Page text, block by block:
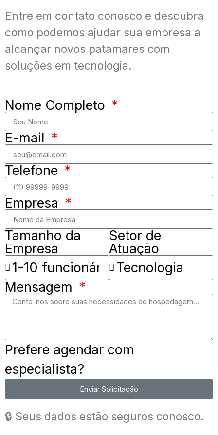
Entre em contato conosco e descubra
como podemos ajudar sua empresa a
alcançar novos patamares com
soluções em tecnologia.
Nome Completo
E-mail
Telefone
Empresa
Tamanho da
Empresa
Setor de
Atuação
Mensagem
Prefere agendar com
especialista?
Enviar Solicitação
🔒 Seus dados estão seguros conosco.